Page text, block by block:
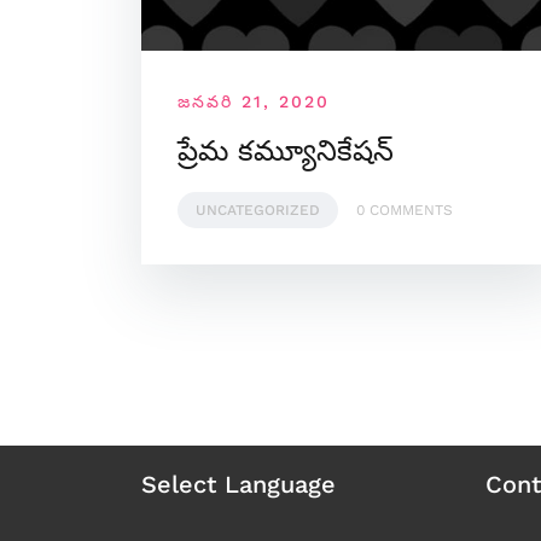
జనవరి 21, 2020
ప్రేమ కమ్యూనికేషన్
UNCATEGORIZED 0 COMMENTS
Select Language